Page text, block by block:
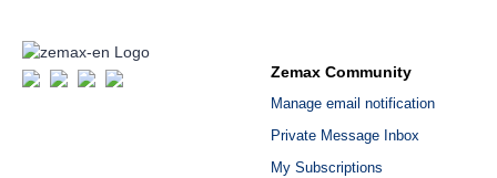
Zemax Community
Manage email notification
Private Message Inbox
My Subscriptions